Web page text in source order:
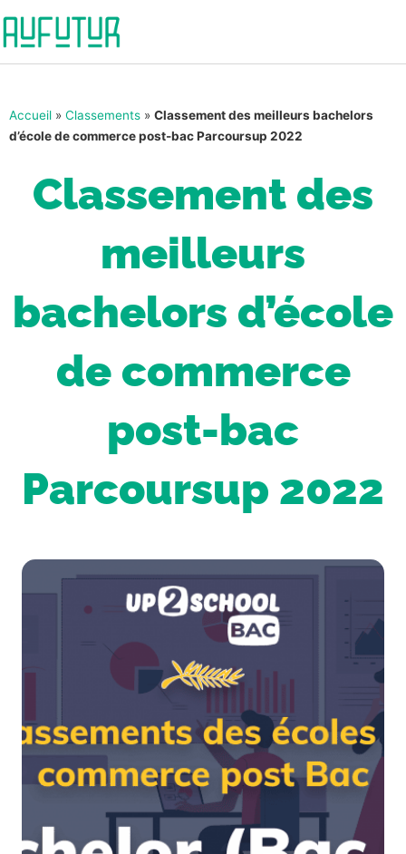
Accueil » Classements » Classement des meilleurs bachelors
d’école de commerce post-bac Parcoursup 2022
Classement des
meilleurs
bachelors d’école
de commerce
post-bac
Parcoursup 2022